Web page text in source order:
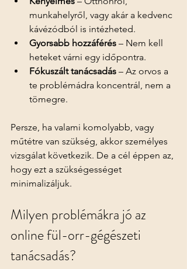
munkahelyről, vagy akár a kedvenc
kávézódból is intézheted.
Gyorsabb hozzáférés – Nem kell
heteket várni egy időpontra.
Fókuszált tanácsadás – Az orvos a
te problémádra koncentrál, nem a
tömegre.
Persze, ha valami komolyabb, vagy
műtétre van szükség, akkor személyes
vizsgálat következik. De a cél éppen az,
hogy ezt a szükségességet
minimalizáljuk.
Milyen problémákra jó az
online fül-orr-gégészeti
tanácsadás?